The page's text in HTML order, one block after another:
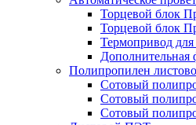
Торцевой блок
Торцевой блок
Термопривод
Дополнительная
Полипропилен
Сотовый
Сотовый
Сотовый